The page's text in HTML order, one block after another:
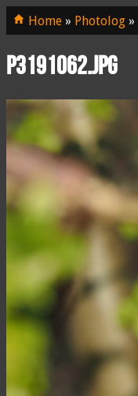
Home » Photolog »
P3191062.JPG